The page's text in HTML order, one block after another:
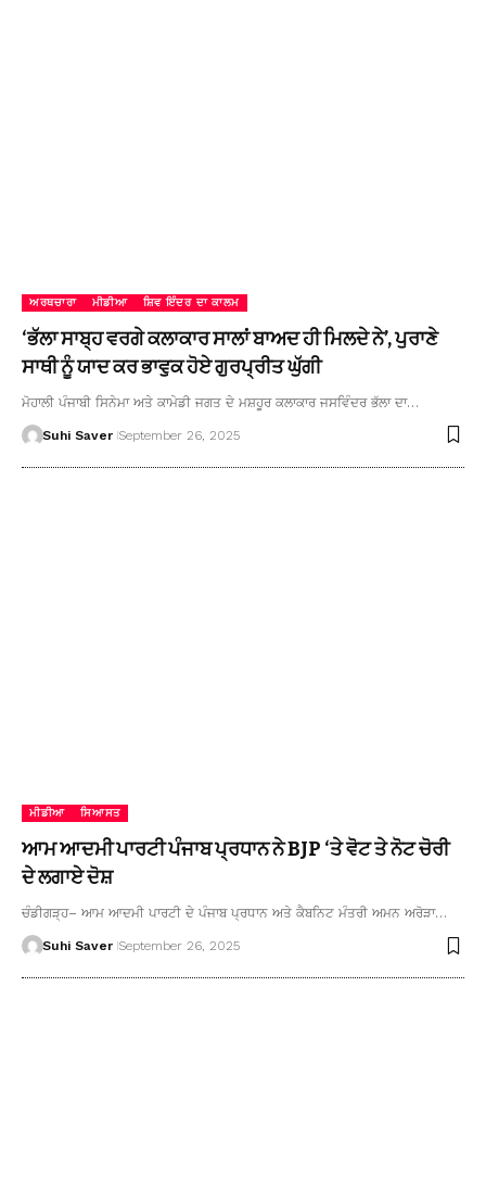
ਅਰਥਚਾਰਾ ਮੀਡੀਆ ਸ਼ਿਵ ਇੰਦਰ ਦਾ ਕਾਲਮ
‘ਭੱਲਾ ਸਾਬ੍ਹ ਵਰਗੇ ਕਲਾਕਾਰ ਸਾਲਾਂ ਬਾਅਦ ਹੀ ਮਿਲਦੇ ਨੇ’, ਪੁਰਾਣੇ
ਸਾਥੀ ਨੂੰ ਯਾਦ ਕਰ ਭਾਵੁਕ ਹੋਏ ਗੁਰਪ੍ਰੀਤ ਘੁੱਗੀ
ਮੋਹਾਲੀ ਪੰਜਾਬੀ ਸਿਨੇਮਾ ਅਤੇ ਕਾਮੇਡੀ ਜਗਤ ਦੇ ਮਸ਼ਹੂਰ ਕਲਾਕਾਰ ਜਸਵਿੰਦਰ ਭੱਲਾ ਦਾ…
Suhi Saver September 26, 2025
ਮੀਡੀਆ ਸਿਆਸਤ
ਆਮ ਆਦਮੀ ਪਾਰਟੀ ਪੰਜਾਬ ਪ੍ਰਧਾਨ ਨੇ BJP ‘ਤੇ ਵੋਟ ਤੇ ਨੋਟ ਚੋਰੀ
ਦੇ ਲਗਾਏ ਦੋਸ਼
ਚੰਡੀਗੜ੍ਹ– ਆਮ ਆਦਮੀ ਪਾਰਟੀ ਦੇ ਪੰਜਾਬ ਪ੍ਰਧਾਨ ਅਤੇ ਕੈਬਨਿਟ ਮੰਤਰੀ ਅਮਨ ਅਰੋੜਾ…
Suhi Saver September 26, 2025